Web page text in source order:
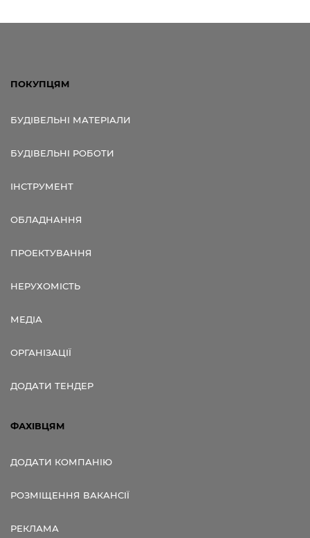
ПОКУПЦЯМ
БУДІВЕЛЬНІ МАТЕРІАЛИ
БУДІВЕЛЬНІ РОБОТИ
ІНСТРУМЕНТ
ОБЛАДНАННЯ
ПРОЕКТУВАННЯ
НЕРУХОМІСТЬ
МЕДІА
ОРГАНІЗАЦІЇ
ДОДАТИ ТЕНДЕР
ФАХІВЦЯМ
ДОДАТИ КОМПАНІЮ
РОЗМІЩЕННЯ ВАКАНСІЇ
РЕКЛАМА